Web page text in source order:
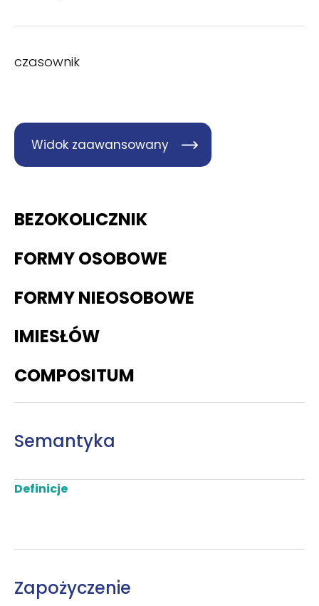
czasownik
Widok zaawansowany
BEZOKOLICZNIK
FORMY OSOBOWE
FORMY NIEOSOBOWE
IMIESŁÓW
COMPOSITUM
Semantyka
Definicje
Zapożyczenie